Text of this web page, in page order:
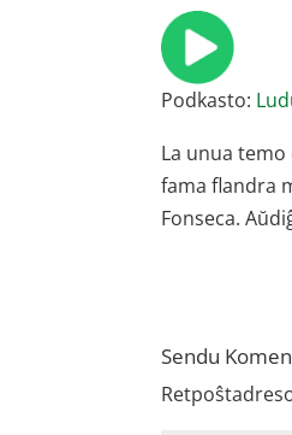
Podkasto:
La unua temo
fama flandra
Fonseca.
Sendu